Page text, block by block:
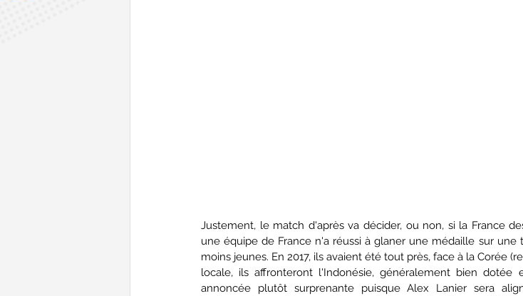
Justement, le match d'après va décider, ou non, si la France
une équipe de France n'a réussi à glaner une médaille sur
moins jeunes. En 2017, ils avaient été tout près, face à la Corée
locale, ils affronteront l'Indonésie, généralement bien
annoncée plutôt surprenante puisque Alex Lanier sera